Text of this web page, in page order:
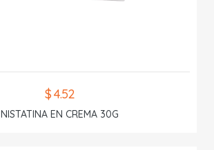
$ 4.52
NISTATINA EN CREMA 30G